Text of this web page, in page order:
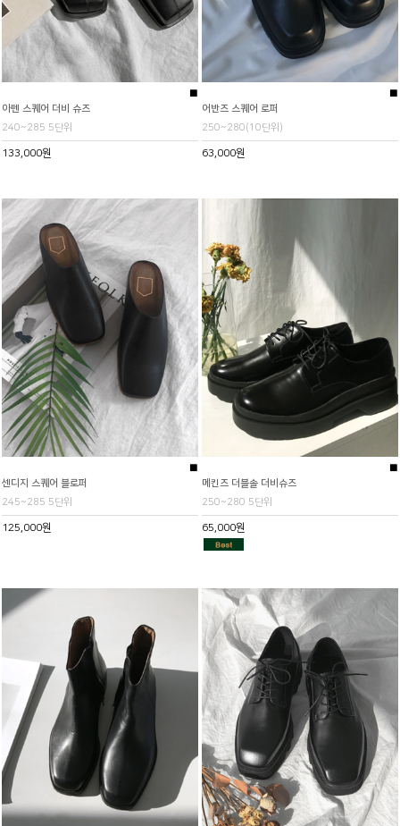
■
아펜 스퀘어 더비 슈즈
240~285 5단위
133,000원
■
어반즈 스퀘어 로퍼
250~280(10단위)
63,000원
■
센디지 스퀘어 블로퍼
245~285 5단위
125,000원
■
메킨즈 더블솔 더비슈즈
250~280 5단위
65,000원